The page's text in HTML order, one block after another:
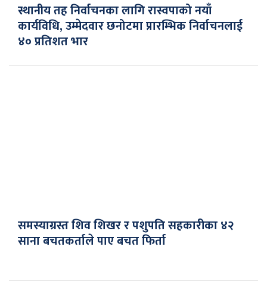
स्थानीय तह निर्वाचनका लागि रास्वपाको नयाँ
कार्यविधि, उम्मेदवार छनोटमा प्रारम्भिक निर्वाचनलाई
४० प्रतिशत भार
समस्याग्रस्त शिव शिखर र पशुपति सहकारीका ४२
साना बचतकर्ताले पाए बचत फिर्ता